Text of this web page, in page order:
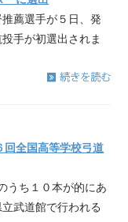
薦選手が５日、発
手が初選出されま
全国高等学校弓道
うち１０本が的にあ
武道館で行われる